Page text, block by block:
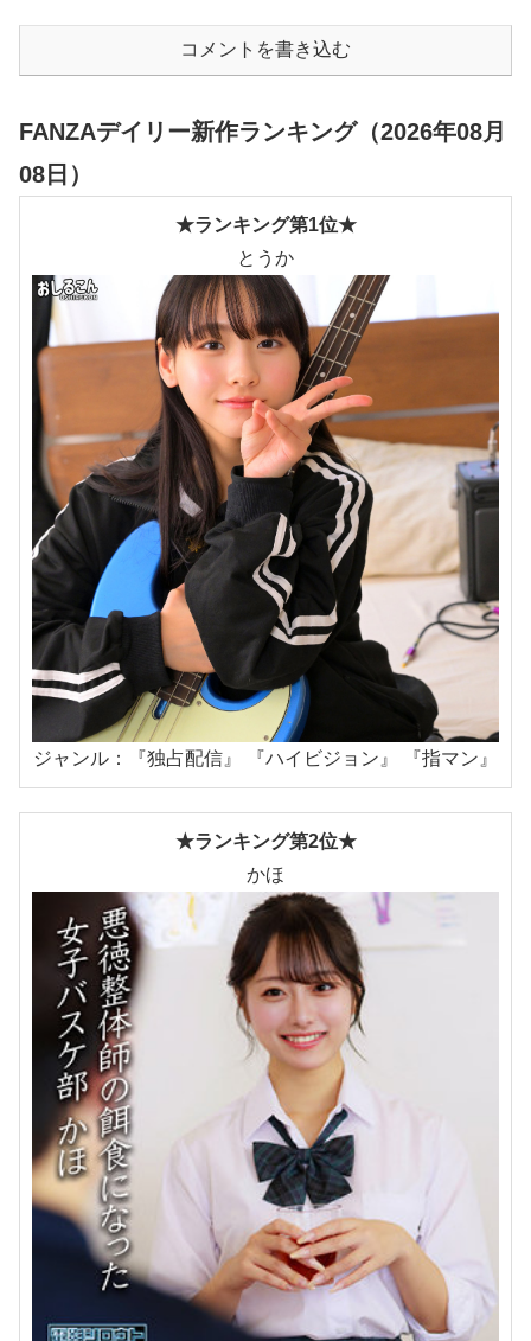
コメントを書き込む
FANZAデイリー新作ランキング（2026年08月
08日）
★ランキング第1位★
とうか
ジャンル：『独占配信』 『ハイビジョン』 『指マン』
★ランキング第2位★
かほ